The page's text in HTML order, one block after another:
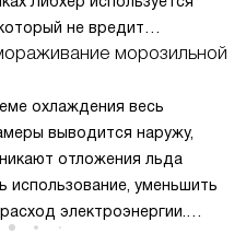
не вредит
перегоняет его
принципу насоса. Чем
тем качественнее
затрачивается
морозильной
охлаждения весь
выводится наружу,
отложения льда
использование, уменьшить
электроэнергии.